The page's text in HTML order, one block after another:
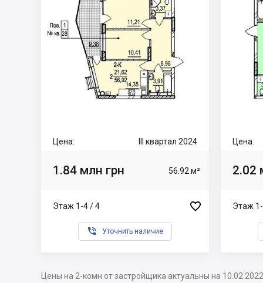
Цена: III квартал 2024
1.84 млн грн 56.92 м²
Этаж 1-4 / 4 
 Уточнить наличие
Цена:
2.02
Этаж
Цены на 2-комн от застройщика актуальны на 10.02.2022